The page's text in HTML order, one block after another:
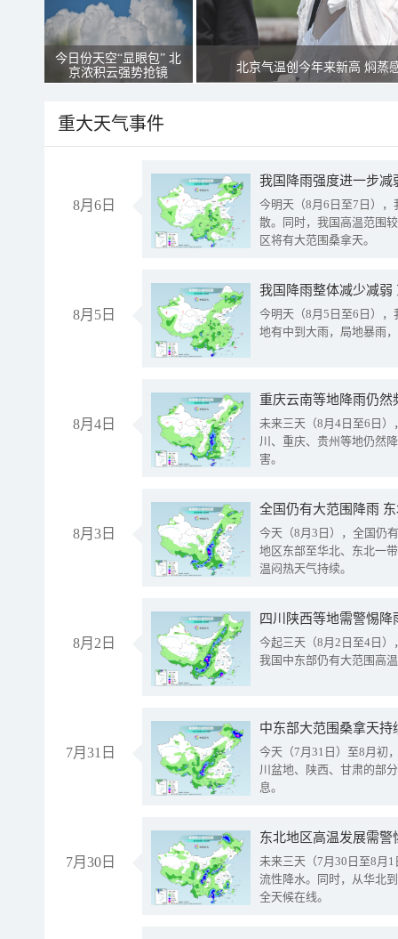
今日份天空“显眼包” 北
京浓积云强势抢镜
北京气温创今年来新高 焖蒸
重大天气事件
8月6日
今明天（8月6日至7日）
散。同时，我国高温范围
区将有大范围桑拿天。
8月5日
我国降雨整体减少减弱
今明天（8月5日至6日）
地有中到大雨，局地暴雨
8月4日
重庆云南等地降雨仍然
未来三天（8月4日至6日
川、重庆、贵州等地仍然
害。
8月3日
全国仍有大范围降雨
今天（8月3日），全国仍
地区东部至华北、东北一
温闷热天气持续。
8月2日
今起三天（8月2日至4日
我国中东部仍有大范围高
7月31日
中东部大范围桑拿天
今天（7月31日）至8月初
川盆地、陕西、甘肃的部
息。
7月30日
东北地区高温发展需
未来三天（7月30日至8月
流性降水。同时，从华北
全天候在线。